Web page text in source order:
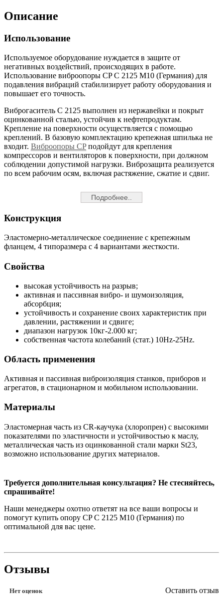
Описание
Использование
Используемое оборудование нуждается в защите от
негативных воздействий, происходящих в работе.
Использование виброопоры CP C 2125 M10 (Германия) для
подавления вибраций стабилизирует работу оборудования и
повышает его точность.
Виброгаситель C 2125 выполнен из нержавейки и покрыт
оцинкованной сталью, устойчив к нефтепродуктам.
Крепление на поверхности осуществляется с помощью
креплений. В базовую комплектацию крепежная шпилька не
входит. Виброопоры CPподойдут для крепления
компрессоров и вентиляторов к поверхности, при должном
соблюдении допустимой нагрузки. Виброзащита реализуется
по всем рабочим осям, включая растяжение, сжатие и сдвиг.
Подробнее..
Конструкция
Эластомерно-металлическое соединение с крепежным
фланцем, 4 типоразмера с 4 вариантами жесткости.
Свойства
высокая устойчивость на разрыв;
активная и пассивная вибро- и шумоизоляция,
абсорбция;
устойчивость и сохранение своих характеристик при
давлении, растяжении и сдвиге;
диапазон нагрузок 10кг-2.000 кг;
собственная частота колебаний (стат.) 10Hz-25Hz.
Область применения
Активная и пассивная виброизоляция станков, приборов и
агрегатов, в стационарном и мобильном использовании.
Материалы
Эластомерная часть из CR-каучука (хлоропрен) с высокими
показателями по эластичности и устойчивостью к маслу,
металлическая часть из оцинкованной стали марки St23,
возможно использование других материалов.
Требуется дополнительная консультация? Не стесняйтесь,
спрашивайте!
Наши менеджеры охотно ответят на все ваши вопросы и
помогут купить опору CP C 2125 M10 (Германия) по
оптимальной для вас цене.
Отзывы
Нет оценок Оставить отзыв